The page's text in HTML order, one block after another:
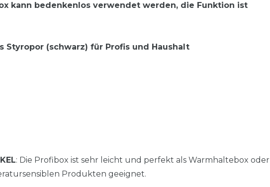
kann bedenkenlos verwendet werden, die Funktion ist
Styropor (schwarz) für Profis und Haushalt
: Die Profibox ist sehr leicht und perfekt als Warmhaltebox oder
Produkten geeignet.